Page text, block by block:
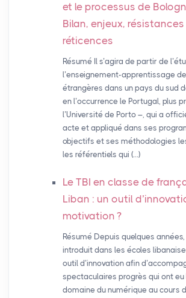
et le processus de
Bilan, enjeux, résistances
réticences
Résumé Il s’agira de partir de
l’enseignement-apprentissage
étrangères dans un pays du sud
en l’occurrence le Portugal, plus
l’Université de Porto –, qui a
acte et appliqué dans ses
objectifs et ses méthodologies
les référentiels qui (…)
Le TBI en classe de
Liban : un outil
motivation ?
Résumé Depuis quelques
introduit dans les écoles
outil d’innovation afin
spectaculaires progrès qui ont eu
domaine du numérique au cours